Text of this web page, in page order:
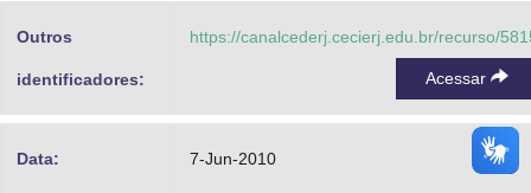
Outros
identificadores:
https://canalcederj.cecierj.edu.br/recurso/
Acessar
Data: 7-Jun-2010